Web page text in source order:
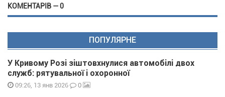
КОМЕНТАРІВ — 0
ПОПУЛЯРНЕ
У Кривому Розі зіштовхнулися автомобілі двох
служб: рятувальної і охоронної
09:26, 13 янв 2026 0